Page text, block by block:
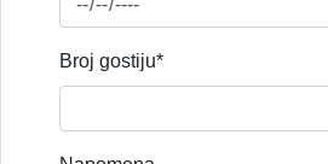
Broj gostiju*